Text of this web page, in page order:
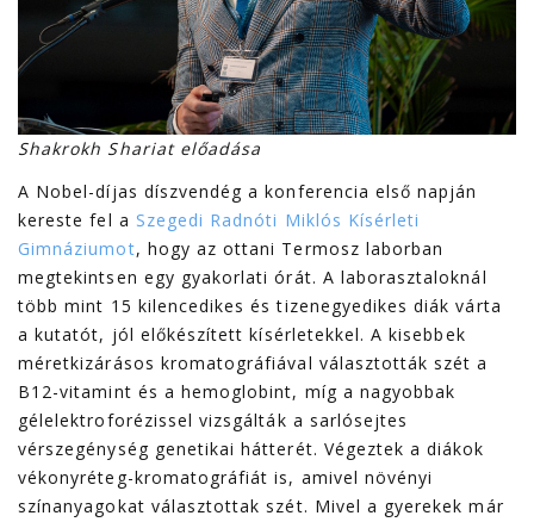
Shakrokh Shariat előadása
A Nobel-díjas díszvendég a konferencia első napján
kereste fel a Szegedi Radnóti Miklós Kísérleti
Gimnáziumot, hogy az ottani Termosz laborban
megtekintsen egy gyakorlati órát. A laborasztaloknál
több mint 15 kilencedikes és tizenegyedikes diák várta
a kutatót, jól előkészített kísérletekkel. A kisebbek
méretkizárásos kromatográfiával választották szét a
B12-vitamint és a hemoglobint, míg a nagyobbak
gélelektroforézissel vizsgálták a sarlósejtes
vérszegénység genetikai hátterét. Végeztek a diákok
vékonyréteg-kromatográfiát is, amivel növényi
színanyagokat választottak szét. Mivel a gyerekek már